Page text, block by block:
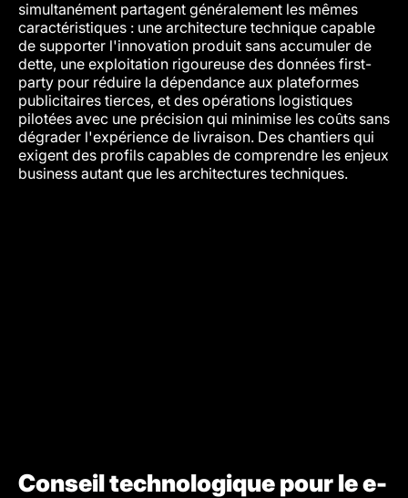
simultanément partagent généralement les mêmes
caractéristiques : une architecture technique capable
de supporter l'innovation produit sans accumuler de
dette, une exploitation rigoureuse des données first-
party pour réduire la dépendance aux plateformes
publicitaires tierces, et des opérations logistiques
pilotées avec une précision qui minimise les coûts sans
dégrader l'expérience de livraison. Des chantiers qui
exigent des profils capables de comprendre les enjeux
business autant que les architectures techniques.
Conseil technologique pour le e-